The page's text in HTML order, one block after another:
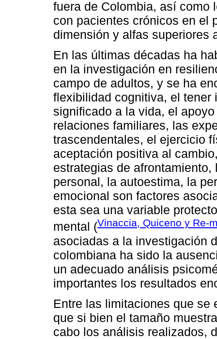
fuera de Colombia, así como
con pacientes crónicos en el
dimensión y alfas superiores
En las últimas décadas ha
en la investigación en
campo de adultos, y se ha
flexibilidad cognitiva, el tener
significado a la vida, el
relaciones familiares, las
trascendentales, el ejercicio
aceptación positiva al
estrategias de
personal, la autoestima, la
emocional son factores
esta sea una variable
mental (Vinaccia, Quiceno y Re-
asociadas a la investigación
colombiana ha sido la
un adecuado análisis
importantes los resultados
Entre las limitaciones que se
que si bien el tamaño
cabo los análisis realizados,